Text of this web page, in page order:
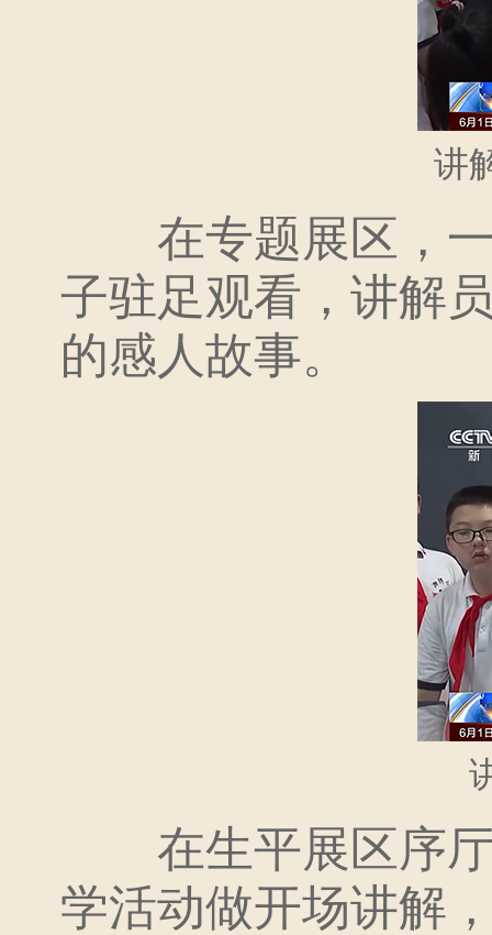
讲
在专题展区，一
子驻足观看，讲解
的感人故事。
在生平展区序厅
学活动做开场讲解